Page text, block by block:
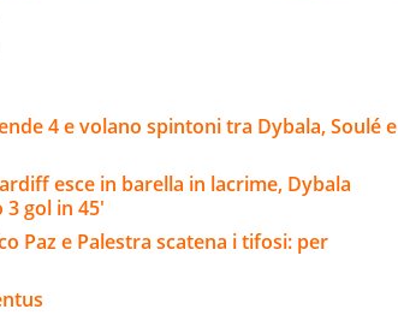
4 e volano spintoni tra Dybala, Soulé e
esce in barella in lacrime, Dybala
gol in 45'
Paz e Palestra scatena i tifosi: per